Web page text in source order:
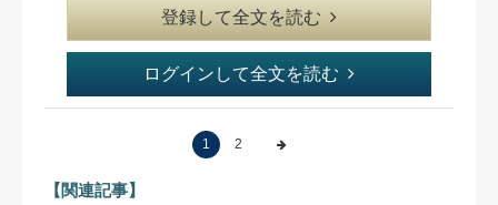
登録して全文を読む
ログインして全文を読む
1 2
【関連記事】